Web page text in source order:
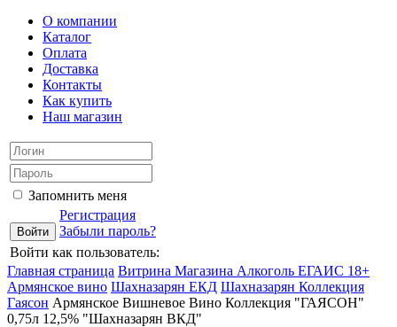
О компании
Каталог
Оплата
Доставка
Контакты
Как купить
Наш магазин
Запомнить меня
Регистрация
Забыли пароль?
Войти как пользователь:
Главная страница Витрина Магазина Алкоголь ЕГАИС 18+
Армянское вино Шахназарян ЕКД Шахназарян Коллекция
Гаясон Армянское Вишневое Вино Коллекция "ГАЯСОН"
0,75л 12,5% "Шахназарян ВКД"